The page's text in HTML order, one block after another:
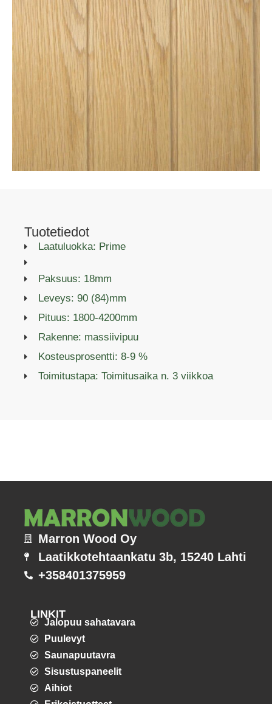
Tuotetiedot
Laatuluokka: Prime
Paksuus: 18mm
Leveys: 90 (84)mm
Pituus: 1800-4200mm
Rakenne: massiivipuu
Kosteusprosentti: 8-9 %
Toimitustapa: Toimitusaika n. 3 viikkoa
Marron Wood Oy
Laatikkotehtaankatu 3b, 15240 Lahti
+358401375959
LINKIT
Jalopuu sahatavara
Puulevyt
Saunapuutavra
Sisustuspaneelit
Aihiot